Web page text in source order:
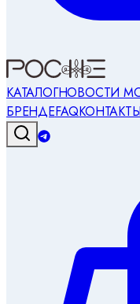
КАТАЛОГНОВОСТИ
БРЕНДЕFAQКОНТАКТЫ